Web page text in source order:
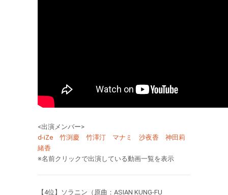
<出演メンバー>
d-iZe
竹渕慶 竹澤汀 マナミ 沙夜香
神田莉
緒香
※名前クリックで出演している動画一覧を表示
【4位】ソラニン（原曲：ASIAN KUNG-FU